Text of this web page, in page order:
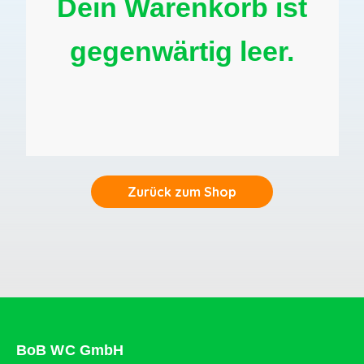
Dein Warenkorb ist
gegenwärtig leer.
Zurück zum Shop
BoB WC GmbH